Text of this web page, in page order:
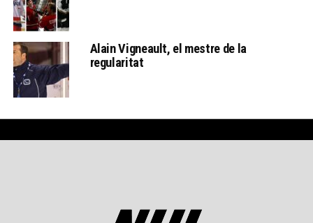
Alain Vigneault, el mestre de la
regularitat